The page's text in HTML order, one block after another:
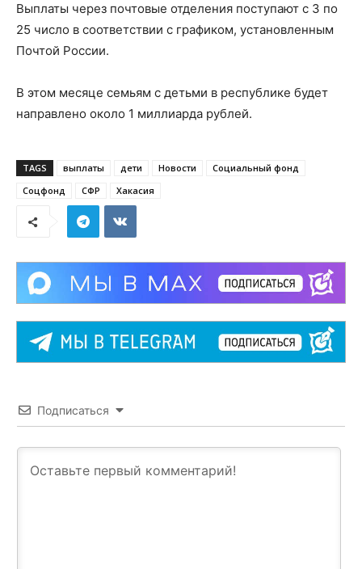
Выплаты через почтовые отделения поступают с 3 по
25 число в соответствии с графиком, установленным
Почтой России.
В этом месяце семьям с детьми в республике будет
направлено около 1 миллиарда рублей.
TAGS выплаты дети Новости
Социальный фонд
Соцфонд
СФР Хакасия
Подписаться